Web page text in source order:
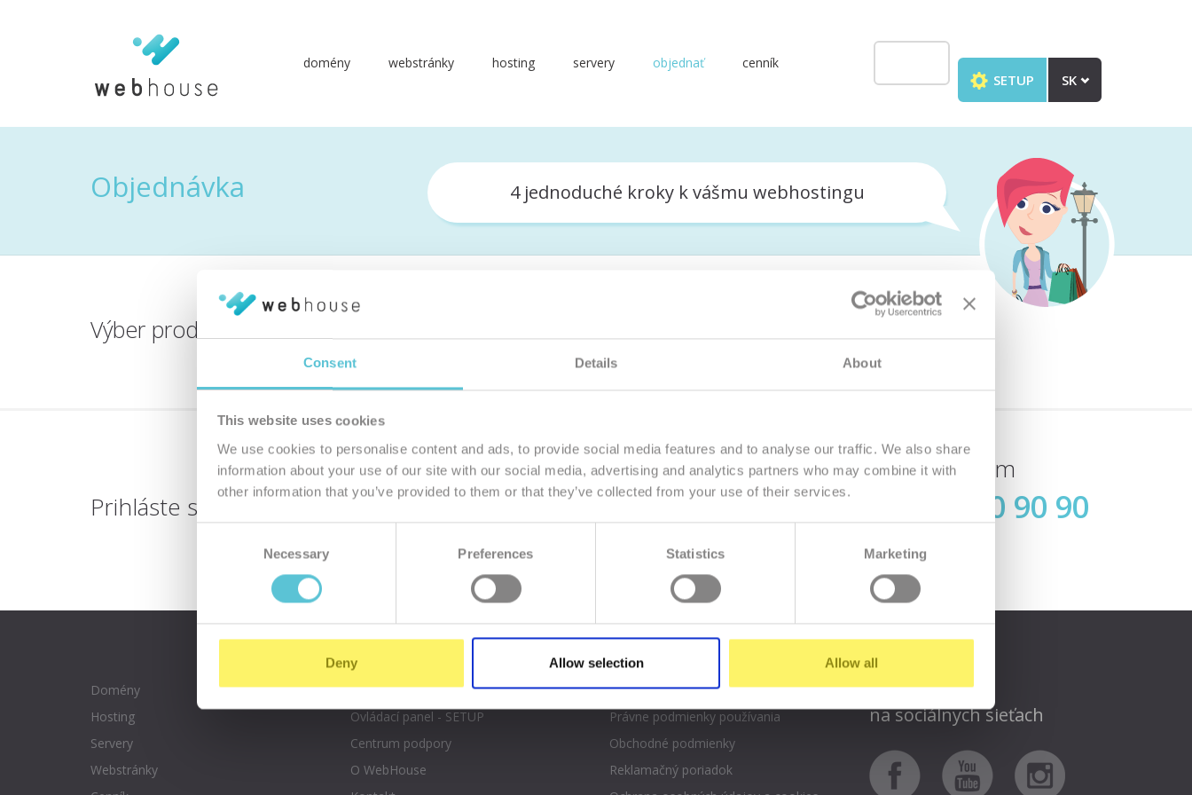
Consent Details About
This website uses cookies
We use cookies to personalise content and ads, to provide social media features and to analyse our traffic. We also share
information about your use of our site with our social media, advertising and analytics partners who may combine it with
other information that you’ve provided to them or that they’ve collected from your use of their services.
Necessary Preferences Statistics Marketing
Deny Allow selection Allow all
SETUP SK
domény webstránky hosting servery objednať cenník
Objednávka 4 jednoduché kroky k vášmu webhostingu
Výber produktu
Prihláste sa k odberu noviniek
Zadajte
e-
prihlásiť
Zavolajte nám
02 / 70 70 90 90
Domény
Hosting
Servery
Webstránky
Rezervácia exspirovaných domén
Ovládací panel - SETUP
Centrum podpory
O WebHouse
Prehlásenie o prístupnosti
Právne podmienky používania
Obchodné podmienky
Reklamačný poriadok
Sledujte nás aj
na sociálnych sieťach